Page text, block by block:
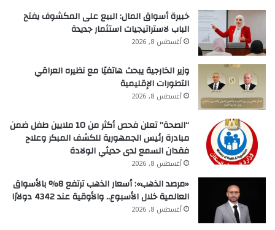
خبيرة أسواق المال: البيع على المكشوف يفتح
الباب لاستراتيجيات استثمار جديدة
أغسطس 8, 2026
وزير الخارجية يبحث هاتفيًا مع نظيره العراقي
التطورات الإقليمية
أغسطس 8, 2026
“الصحة” تعلن فحص أكثر من 10 ملايين طفل ضمن
مبادرة رئيس الجمهورية للكشف المبكر وعلاج
فقدان السمع لدى حديثي الولادة
أغسطس 8, 2026
«مرصد الذهب»: أسعار الذهب ترتفع 8% بالأسواق
العالمية خلال الأسبوع.. والأوقية عند 4342 دولارًا
أغسطس 8, 2026